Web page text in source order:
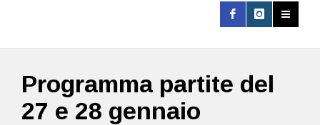
Programma partite del
27 e 28 gennaio